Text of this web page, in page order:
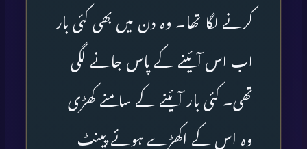
کرنے لگا تھا۔ وہ دن میں بھی کئی بار
اب اس آئینے کے پاس جانے لگی
تھی۔ کئی بار آئینے کے سامنے کھڑی
وہ اس کے اکھڑے ہوئے پینٹ